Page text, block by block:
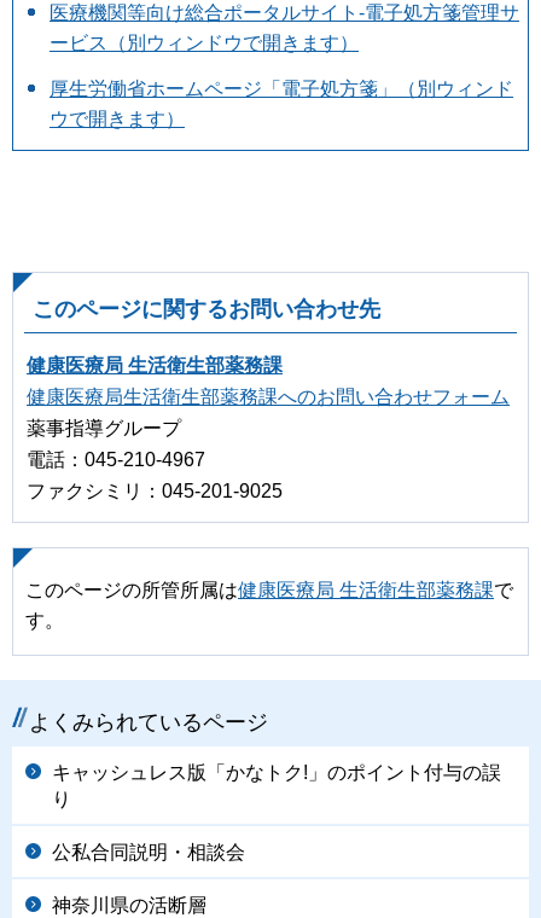
医療機関等向け総合ポータルサイト-電子処方箋管理サ
ービス（別ウィンドウで開きます）
厚生労働省ホームページ「電子処方箋」（別ウィンド
ウで開きます）
このページに関するお問い合わせ先
健康医療局 生活衛生部薬務課
健康医療局生活衛生部薬務課へのお問い合わせフォーム
薬事指導グループ
電話：045-210-4967
ファクシミリ：045-201-9025
このページの所管所属は健康医療局 生活衛生部薬務課で
す。
よくみられているページ
キャッシュレス版「かなトク!」のポイント付与の誤
り
公私合同説明・相談会
神奈川県の活断層